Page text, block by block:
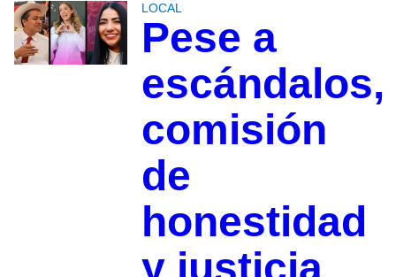
LOCAL
Pese a
escándalos,
comisión
de
honestidad